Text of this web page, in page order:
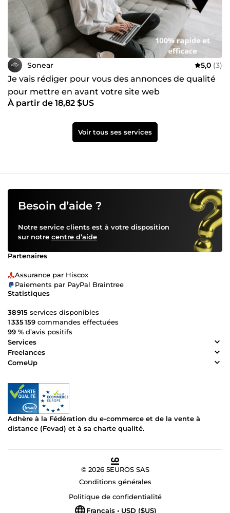
Sonear 5,0 (3)
Je vais rédiger pour vous des annonces de qualité
pour mettre en avant votre site web
À partir de 18,82 $US
Voir tous ses services
Besoin d’aide ?
Notre service clients est à votre disposition
sur notre centre d’aide
Partenaires
Assurance par Hiscox
Paiements par PayPal Braintree
Statistiques
38 915 services disponibles
1 335 159 commandes effectuées
99 % d’avis positifs
Services
Freelances
ComeUp
Adhère à la Fédération du e-commerce et de la vente à
distance (Fevad) et à sa charte qualité.
© 2026 5EUROS SAS
Conditions générales
Politique de confidentialité
Français • USD ($US)